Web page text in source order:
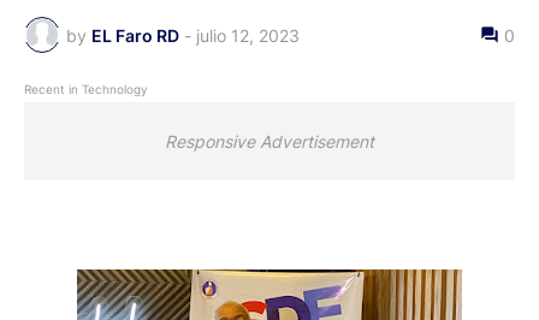
by EL Faro RD - julio 12, 2023 0
Recent in Technology
Responsive Advertisement